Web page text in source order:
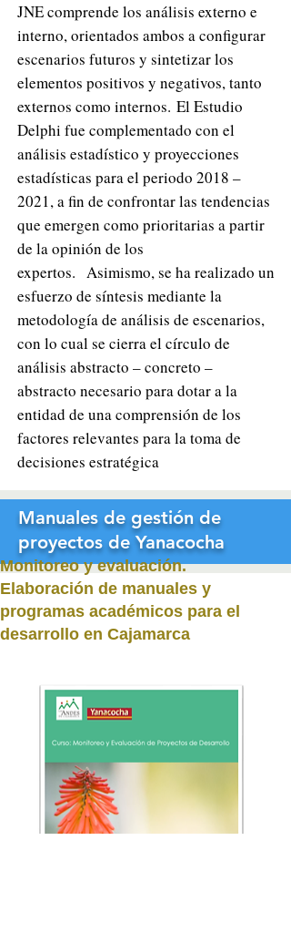
JNE comprende los análisis externo e
interno, orientados ambos a configurar
escenarios futuros y sintetizar los
elementos positivos y negativos, tanto
externos como internos. El Estudio
Delphi fue complementado con el
análisis estadístico y proyecciones
estadísticas para el periodo 2018 –
2021, a fin de confrontar las tendencias
que emergen como prioritarias a partir
de la opinión de los
expertos. Asimismo, se ha realizado un
esfuerzo de síntesis mediante la
metodología de análisis de escenarios,
con lo cual se cierra el círculo de
análisis abstracto – concreto –
abstracto necesario para dotar a la
entidad de una comprensión de los
factores relevantes para la toma de
decisiones estratégica
Manuales de gestión de
proyectos de Yanacocha
Monitoreo y evaluación.
Elaboración de manuales y
programas académicos para el
desarrollo en Cajamarca